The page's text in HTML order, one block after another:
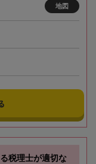
地図
税理士が適切な